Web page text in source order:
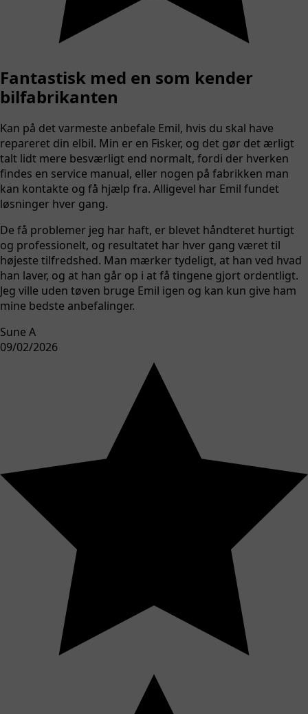
Fantastisk med en som kender
bilfabrikanten
Kan på det varmeste anbefale Emil, hvis du skal have
repareret din elbil. Min er en Fisker, og det gør det ærligt
talt lidt mere besværligt end normalt, fordi der hverken
findes en service manual, eller nogen på fabrikken man
kan kontakte og få hjælp fra. Alligevel har Emil fundet
løsninger hver gang.
De få problemer jeg har haft, er blevet håndteret hurtigt
og professionelt, og resultatet har hver gang været til
højeste tilfredshed. Man mærker tydeligt, at han ved hvad
han laver, og at han går op i at få tingene gjort ordentligt.
Jeg ville uden tøven bruge Emil igen og kan kun give ham
mine bedste anbefalinger.
Sune A
09/02/2026